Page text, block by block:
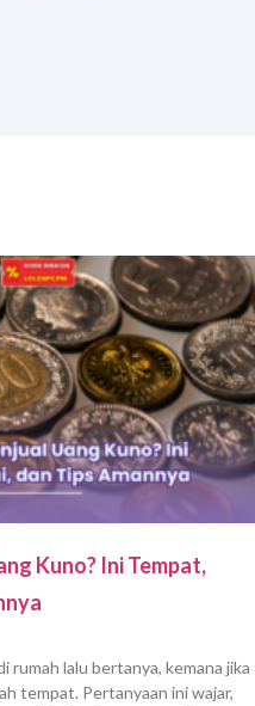
Kuno? Ini Tempat,
rumah lalu bertanya, kemana jika
tempat. Pertanyaan ini wajar,